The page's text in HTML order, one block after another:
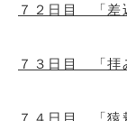
７２日目 「差
７３日目 「拝
７４日目 「猿